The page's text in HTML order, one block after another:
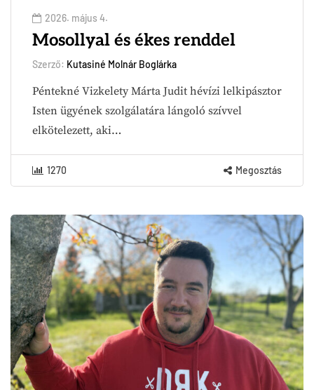
2026. május 4.
Mosollyal és ékes renddel
Szerző: Kutasiné Molnár Boglárka
Péntekné Vizkelety Márta Judit hévízi lelkipásztor
Isten ügyének szolgálatára lángoló szívvel
elkötelezett, aki…
1270 Megosztás